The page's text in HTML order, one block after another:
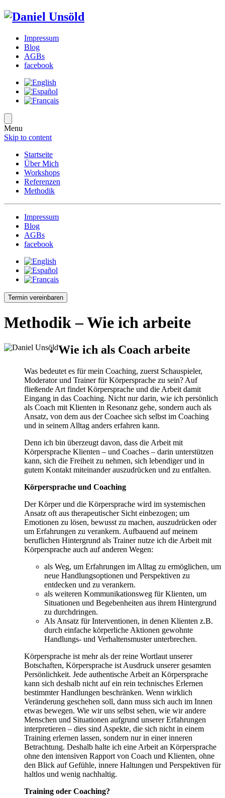
Impressum
Blog
AGBs
facebook
Menu
Skip to content
Startseite
Über Mich
Workshops
Referenzen
Methodik
Impressum
Blog
AGBs
facebook
Termin vereinbaren
Methodik – Wie ich arbeite
Wie ich als Coach arbeite
Was bedeutet es für mein Coaching, zuerst Schauspieler,
Moderator und Trainer für Körpersprache zu sein? Auf
fließende Art findet Körpersprache und die Arbeit damit
Eingang in das Coaching. Nicht nur darin, wie ich persönlich
als Coach mit Klienten in Resonanz gehe, sondern auch als
Ansatz, von dem aus der Coachee sich selbst im Coaching
und in seinem Alltag anders erfahren kann.
Denn ich bin überzeugt davon, dass die Arbeit mit
Körpersprache Klienten – und Coaches – darin unterstützen
kann, sich die Freiheit zu nehmen, sich lebendiger und in
gutem Kontakt miteinander auszudrücken und zu entfalten.
Körpersprache und Coaching
Der Körper und die Körpersprache wird im systemischen
Ansatz oft aus therapeutischer Sicht einbezogen; um
Emotionen zu lösen, bewusst zu machen, auszudrücken oder
um Erfahrungen zu verankern. Aufbauend auf meinem
beruflichen Hintergrund als Trainer nutze ich die Arbeit mit
Körpersprache auch auf anderen Wegen:
als Weg, um Erfahrungen im Alltag zu ermöglichen, um
neue Handlungsoptionen und Perspektiven zu
entdecken und zu verankern.
als weiteren Kommunikationsweg für Klienten, um
Situationen und Begebenheiten aus ihrem Hintergrund
zu durchdringen.
Als Ansatz für Interventionen, in denen Klienten z.B.
durch einfache körperliche Aktionen gewohnte
Handlungs- und Verhaltensmuster unterbrechen.
Körpersprache ist mehr als der reine Wortlaut unserer
Botschaften, Körpersprache ist Ausdruck unserer gesamten
Persönlichkeit. Jede authentische Arbeit an Körpersprache
kann sich deshalb nicht auf ein rein technisches Erlernen
bestimmter Handlungen beschränken. Wenn wirklich
Veränderung geschehen soll, dann muss sich auch im Innen
etwas bewegen. Wie wir uns selbst sehen, wie wir andere
Menschen und Situationen aufgrund unserer Erfahrungen
interpretieren – dies sind Aspekte, die sich nicht in einem
Training erlernen lassen, sondern nur in einer inneren
Betrachtung. Deshalb halte ich eine Arbeit an Körpersprache
ohne den intensiven Rapport von Coach und Klienten, ohne
den Blick auf Gefühle, innere Haltungen und Perspektiven für
haltlos und wenig nachhaltig.
Training oder Coaching?